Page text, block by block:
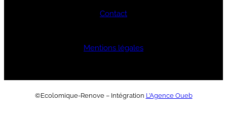
Contact
Mentions légales
©Ecolomique-Renove – Intégration L’Agence Oueb